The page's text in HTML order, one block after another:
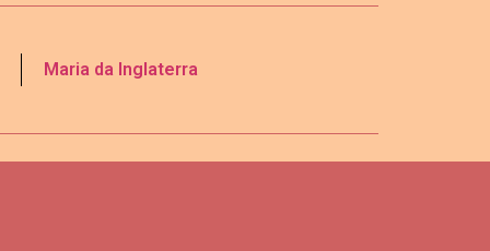
Maria da Inglaterra